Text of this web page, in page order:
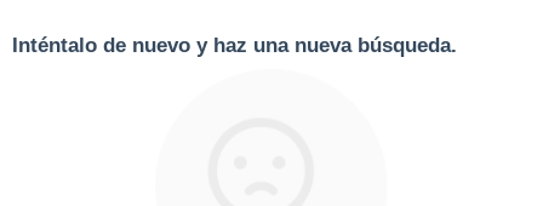
Inténtalo de nuevo y haz una nueva búsqueda.